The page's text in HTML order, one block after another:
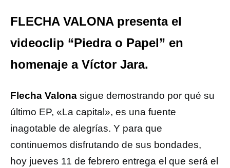
FLECHA VALONA presenta el
videoclip “Piedra o Papel” en
homenaje a Víctor Jara.
Flecha Valona sigue demostrando por qué su
último EP, «La capital», es una fuente
inagotable de alegrías. Y para que
continuemos disfrutando de sus bondades,
hoy jueves 11 de febrero entrega el que será el